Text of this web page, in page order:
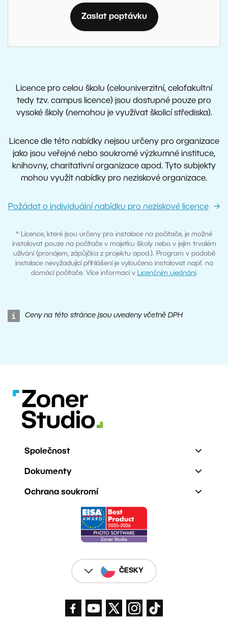
Zaslat poptávku
Licence pro celou školu (celouniverzitní, celofakultní
tedy tzv. campus licence) jsou dostupné pouze pro
vysoké školy (nemohou je využívat školicí střediska).
Licence dle této nabídky nejsou určeny pro organizace
jako jsou veřejné nebo soukromé výzkumné instituce,
knihovny, charitativní organizace apod. Tyto subjekty
mohou využít nabídky pro neziskové organizace.
Požádat o individuální nabídku pro neziskové licence
* Licence, které jsou určeny pro instalace na počítače, je možné
instalovat pouze na počítače v majetku školy nebo v jejím trvalém
užívání (pronájem, zápůjčka z projektu apod.). Program v podobě
instalace nevyžadující přihlášení je vyloučeno instalovat např. na
domácí počítače. Více informací v
Licenčním ujednání.
Ceny na této stránce jsou uvedeny včetně DPH
Společnost
Dokumenty
Ochrana soukromí
ČESKY